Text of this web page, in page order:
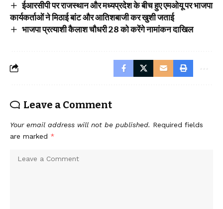
ईआरसीपी पर राजस्थान और मध्यप्रदेश के बीच हुए एमओयू पर भाजपा
कार्यकर्ताओं ने मिठाई बांट और आतिशबाजी कर खुशी जताई
भाजपा प्रत्याशी कैलाश चौधरी 28 को करेंगे नामांकन दाखिल
Leave a Comment
Your email address will not be published. Required fields
are marked *